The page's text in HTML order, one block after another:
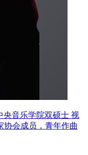
央音乐学院双硕士 视
协会成员，青年作曲